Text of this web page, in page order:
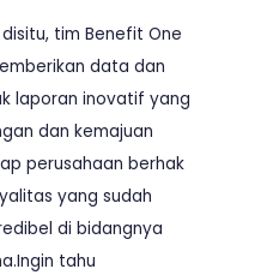
tim Benefit One
data dan
laporan inovatif yang
dan kemajuan
perusahaan berhak
yang sudah
di bidangnya
tahu